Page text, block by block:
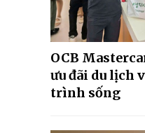
OCB
ưu đãi du lịch
trình sống